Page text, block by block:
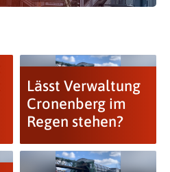
Lässt Verwaltung
Cronenberg im
Regen stehen?